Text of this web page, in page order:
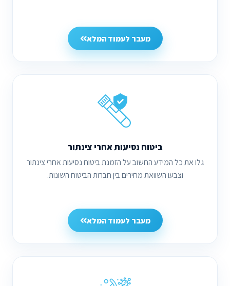
מעבר לעמוד המלא
ביטוח נסיעות אחרי צינתור
גלו את כל המידע החשוב על הזמנת ביטוח נסיעות אחרי צינתור
וצבעו השוואת מחירים בין חברות הביטוח השונות.
מעבר לעמוד המלא